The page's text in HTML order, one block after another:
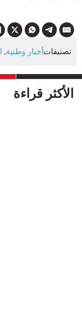
الأكثر قراءة
أخبار وطنية, تصنيفات